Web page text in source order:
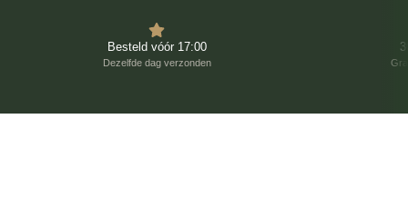
Besteld vóór 17:00
Dezelfde dag verzonden